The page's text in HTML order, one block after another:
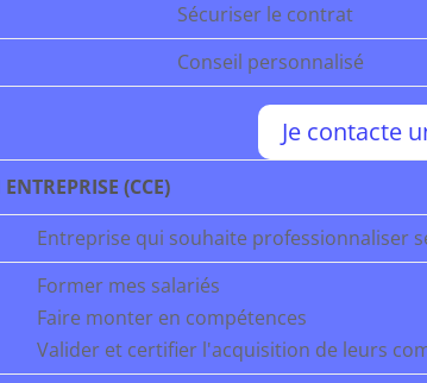
Sécuriser le contrat
Conseil personnalisé
Je contacte
(CCE)
Entreprise qui souhaite professionnaliser
Former mes salariés
Faire monter en compétences
Valider et certifier l'acquisition de leurs